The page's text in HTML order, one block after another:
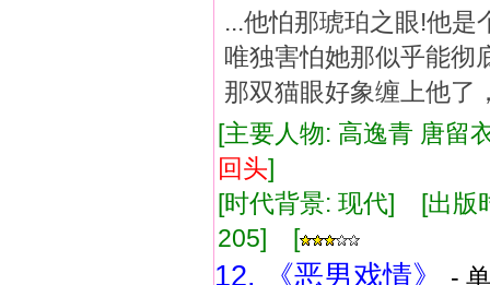
...他怕那琥珀之眼!他是
唯独害怕她那似乎能彻
那双猫眼好象缠上他了
[主要人物: 高逸青 唐
回头]
[时代背景: 现代] [出
205] [
12. 《恶男戏情》 -